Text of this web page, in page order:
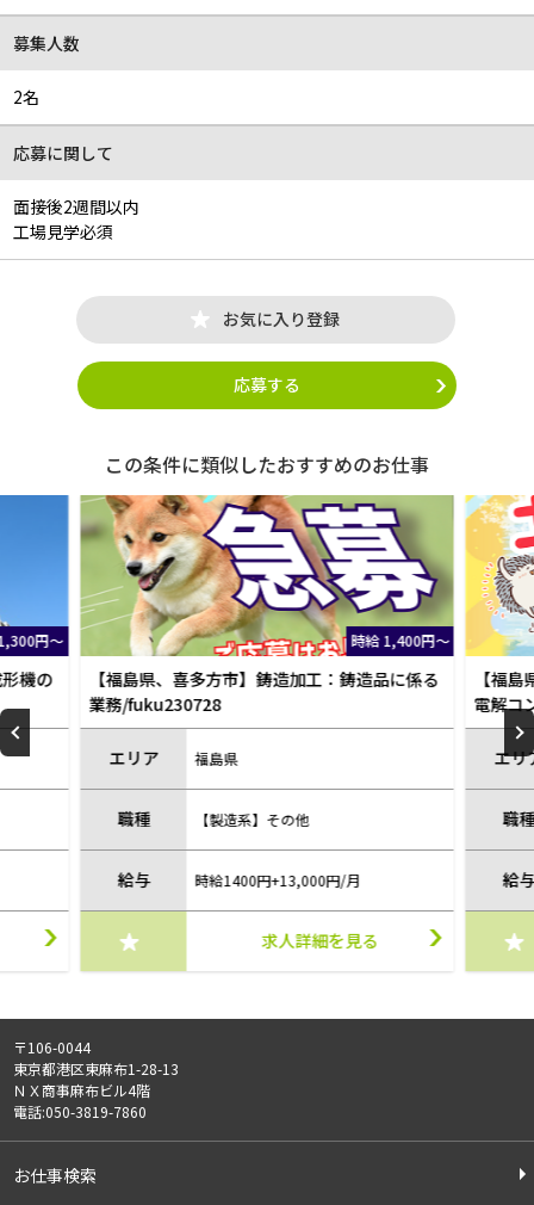
募集人数
2名
応募に関して
面接後2週間以内
工場見学必須
お気に入り登録
応募する
この条件に類似したおすすめのお仕事
円～
機の
時給 1,400円～
【福島県、喜多方市】鋳造加工：鋳造品に係る
業務/fuku230728
エリア 福島県
職種 【製造系】その他
給与 時給1400円+13,000円/月
求人詳細を見る
【福
電解コ
包）/
エリ
職
給
〒106-0044
東京都港区東麻布1-28-13
ＮＸ商事麻布ビル4階
電話:050-3819-7860
お仕事検索